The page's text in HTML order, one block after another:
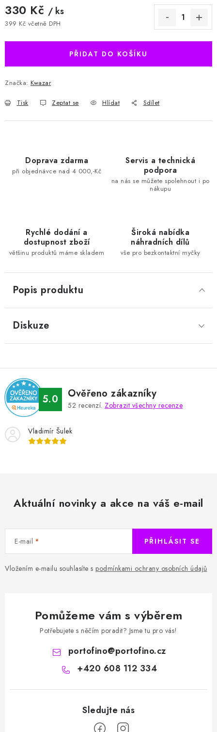
330 Kč / ks
399 Kč včetně DPH
PŘIDAT DO KOŠÍKU
Značka: Kwazar
Tisk Zeptat se Hlídat Sdílet
Doprava zdarma
při objednávce nad 4 000,-Kč
Servis a technická
podpora
na nás se můžete spolehnout i po
nákupu
Rychlé dodání a
dostupnost zboží
většinu produktů máme skladem
Široká nabídka
náhradních dílů
vše pro bezkontaktní myčky
Popis produktu
Diskuze
5.0 Ověřeno zákazníky
52 recenzí. Zobrazit všechny recenze
Vladimír Šulek
Aktuální novinky a akce na váš e-mail
E-mail
Vložením e-mailu souhlasíte s podmínkami ochrany osobních údajů
PŘIHLÁSIT SE
Pomůžeme vám s výběrem
Potřebujete s něčím poradit? Jsme tu pro vás!
portofino@portofino.cz
+420 608 112 334